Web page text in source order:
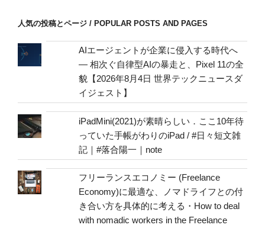
address
人気の投稿とページ / POPULAR POSTS AND PAGES
AIエージェントが企業に侵入する時代へ
— 相次ぐ自律型AIの暴走と、Pixel 11の全
貌【2026年8月4日 世界テックニュースダ
イジェスト】
iPadMini(2021)が素晴らしい．ここ10年待
っていた手帳がわりのiPad / #日々短文雑
記｜#落合陽一｜note
フリーランスエコノミー (Freelance
Economy)に最適な、ノマドライフとの付
き合い方を具体的に考える・How to deal
with nomadic workers in the Freelance